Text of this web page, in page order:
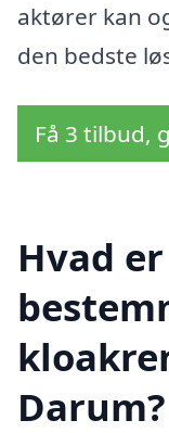
aktører kan
den bedste
Få 3 tilbud,
Hvad
Darum?